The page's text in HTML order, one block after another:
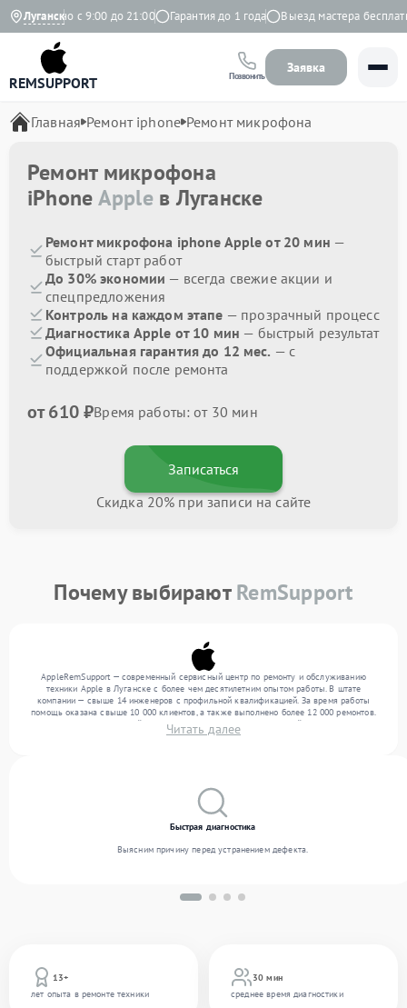
Луганскс 9:00 до 21:00 Гарантия до 1 года Выезд мастера бесплатно
REMSUPPORT Позвонить
Заявка
Главная Ремонт iphone Ремонт микрофона
Ремонт микрофона
iPhoneAppleв Луганске
Ремонт микрофона iphone Apple от 20 мин —
быстрый старт работ
До 30% экономии — всегда свежие акции и
спецпредложения
Контроль на каждом этапе — прозрачный процесс
Диагностика Apple от 10 мин — быстрый результат
Официальная гарантия до 12 мес. — с
поддержкой после ремонта
от 610 ₽Время работы: от 30 мин
Записаться
Скидка 20% при записи на сайте
Почему выбираютRemSupport
AppleRemSupport — современный сервисный центр по ремонту и обслуживанию
техники Apple в Луганске с более чем десятилетним опытом работы. В штате
компании — свыше 14 инженеров с профильной квалификацией. За время работы
помощь оказана свыше 10 000 клиентов, а также выполнено более 12 000 ремонтов.
Ежемесячно в сервисный центр поступает более 300 обращений, включая , , . Мы
устраняем поломки любой сложности и гарантируем высокое качество обслуживания
Читать далее
13+
лет опыта в ремонте техники
30 мин
среднее время диагностики
Быстрая диагностика
Выясним причину перед устранением дефекта.